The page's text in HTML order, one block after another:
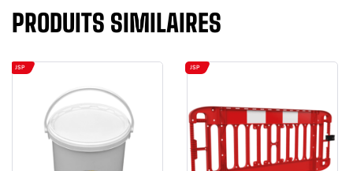
PRODUITS SIMILAIRES
JSP JSP